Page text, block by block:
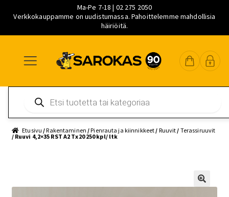
Ma-Pe 7-18 | 02 275 2050
Verkkokauppamme on uudistumassa. Pahoittelemme mahdollisia
häiriöitä.
navigointiin
sisältöön
pääsisältöön
search
Etusivu /Rakentaminen /Pienrauta ja kiinnikkeet / Ruuvit / Terassiruuvit
/ Ruuvi 4,2×35 RST A2 Tx20 250 kpl/ ltk